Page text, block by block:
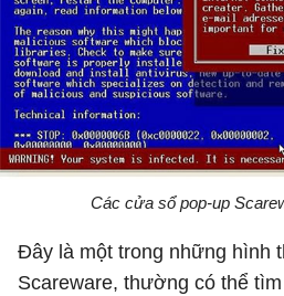
Các cửa sổ pop-up
Đây là một trong những hình
Scareware, thường có thể